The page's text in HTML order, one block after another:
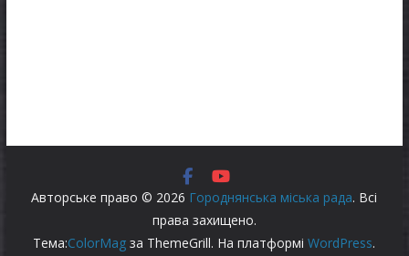
Авторське право © 2026 Городнянська міська рада. Всі
права захищено.
Тема:ColorMag за ThemeGrill. На платформіWordPress.